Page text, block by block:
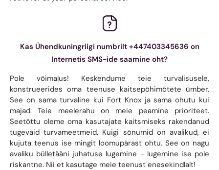
Kas Ühendkuningriigi numbrilt +447403345636 on
Internetis SMS-ide saamine oht?
Pole võimalus! Keskendume teie turvalisusele,
konstrueerides oma teenuse kaitsepõhimõtete ümber.
See on sama turvaline kui Fort Knox ja sama ohutu kui
majad. Teie meelerahu on meie peamine prioriteet.
Seetõttu oleme oma kasutajate kaitsmiseks rakendanud
tugevaid turvameetmeid. Kuigi sõnumid on avalikud, ei
kujuta teenus ise mingit loomupärast ohtu. See on nagu
avaliku bülletääni juhatuse lugemine - lugemine ise pole
riskantne. Nii et kasutage meie teenust enesekindlalt!